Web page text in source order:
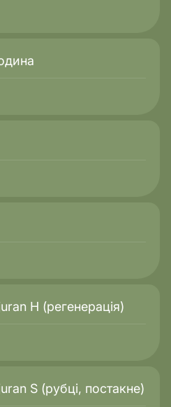
H (регенерація)
S (рубці, постакне)